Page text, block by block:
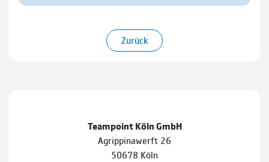
Zurück
Teampoint Köln GmbH
Agrippinawerft 26
50678 Köln